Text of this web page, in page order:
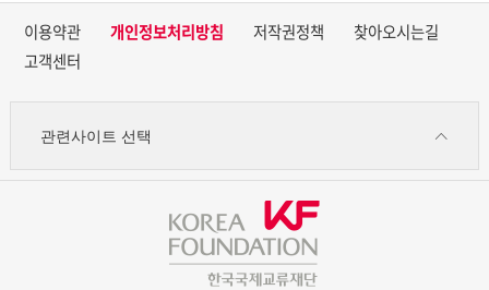
이용약관 개인정보처리방침 저작권정책
찾아오시는길
고객센터
관련사이트 선택